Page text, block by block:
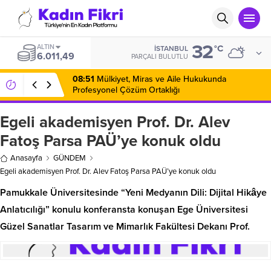
ALTIN
6.011,49
İSTANBUL
PARÇALI BULUTLU 32°C
08:51 Mülkiyet, Miras ve Aile Hukukunda
Profesyonel Çözüm Ortaklığı
Egeli akademisyen Prof. Dr. Alev
Fatoş Parsa PAÜ’ye konuk oldu
Anasayfa
GÜNDEM
Egeli akademisyen Prof. Dr. Alev Fatoş Parsa PAÜ’ye konuk oldu
Pamukkale Üniversitesinde “Yeni Medyanın Dili: Dijital Hikâye
Anlatıcılığı” konulu konferansta konuşan Ege Üniversitesi
Güzel Sanatlar Tasarım ve Mimarlık Fakültesi Dekanı Prof.